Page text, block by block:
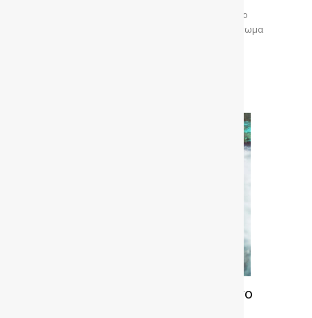
αναλαμβάνουν αυτή την εργασία για εσάς, όμως στο
διαδίκτυο κυκλοφορούν διάφορα βίντεο με ξεθάμπωμα
VIDEO- Έτσι ΜΗΝ πλύνεις ποτέ το